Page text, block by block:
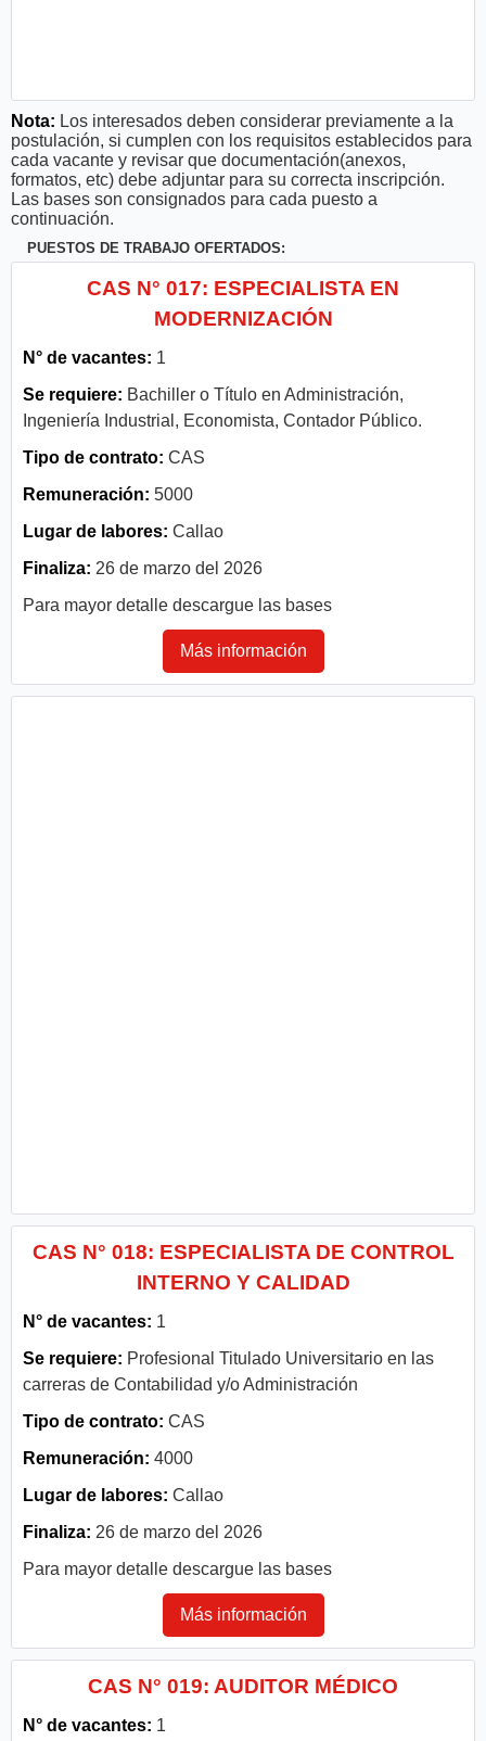
Nota: Los interesados deben considerar previamente a la
postulación, si cumplen con los requisitos establecidos para
cada vacante y revisar que documentación(anexos,
formatos, etc) debe adjuntar para su correcta inscripción.
Las bases son consignados para cada puesto a
continuación.
PUESTOS DE TRABAJO OFERTADOS:
CAS N° 017: ESPECIALISTA EN
MODERNIZACIÓN
N° de vacantes: 1
Se requiere: Bachiller o Título en Administración,
Ingeniería Industrial, Economista, Contador Público.
Tipo de contrato: CAS
Remuneración: 5000
Lugar de labores: Callao
Finaliza: 26 de marzo del 2026
Para mayor detalle descargue las bases
Más información
CAS N° 018: ESPECIALISTA DE CONTROL
INTERNO Y CALIDAD
N° de vacantes: 1
Se requiere: Profesional Titulado Universitario en las
carreras de Contabilidad y/o Administración
Tipo de contrato: CAS
Remuneración: 4000
Lugar de labores: Callao
Finaliza: 26 de marzo del 2026
Para mayor detalle descargue las bases
Más información
CAS N° 019: AUDITOR MÉDICO
N° de vacantes: 1